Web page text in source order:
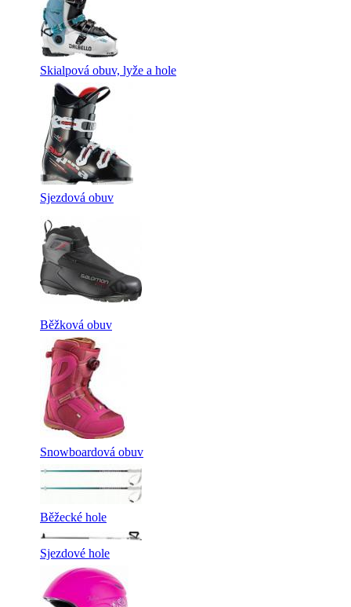
Skialpová obuv, lyže a hole
Sjezdová obuv
Běžková obuv
Snowboardová obuv
Běžecké hole
Sjezdové hole